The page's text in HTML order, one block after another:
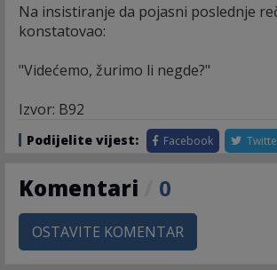
Na insistiranje da pojasni poslednje
konstatovao:
"Videćemo, žurimo li negde?"
Izvor: B92
Podijelite vijest: Facebook
Komentari 0
OSTAVITE KOMENTAR